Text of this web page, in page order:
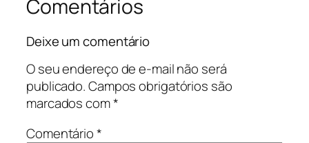
Comentários
Deixe um comentário
O seu endereço de e-mail não será
publicado.Campos obrigatórios são
marcados com*
Comentário*